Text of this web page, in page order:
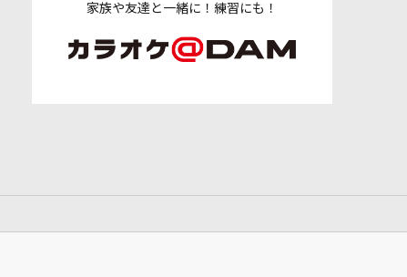
家族や友達と一緒に！練習にも！